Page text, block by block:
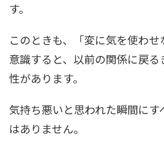
す。
このときも、「変に気を使わ
意識すると、以前の関係に戻
性があります。
気持ち悪いと思われた瞬間に
はありません。